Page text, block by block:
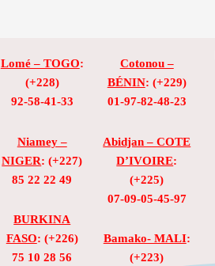
Lomé – TOGO:
(+228)
92-58-41-33
Niamey –
NIGER: (+227)
85 22 22 49
BURKINA
FASO: (+226)
75 10 28 56
Cotonou –
BÉNIN: (+229)
01-97-82-48-23
Abidjan – COTE
D’IVOIRE:
(+225)
07-09-05-45-97
Bamako- MALI:
(+223)